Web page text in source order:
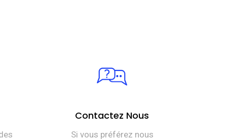
Contactez Nous
Si vous préférez nous